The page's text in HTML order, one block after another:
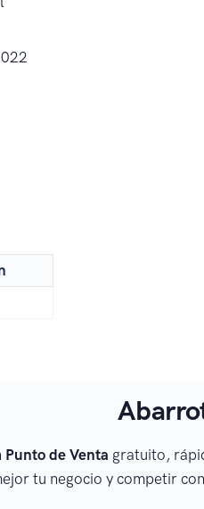
Punto de Venta gratuito,
tu negocio y competir